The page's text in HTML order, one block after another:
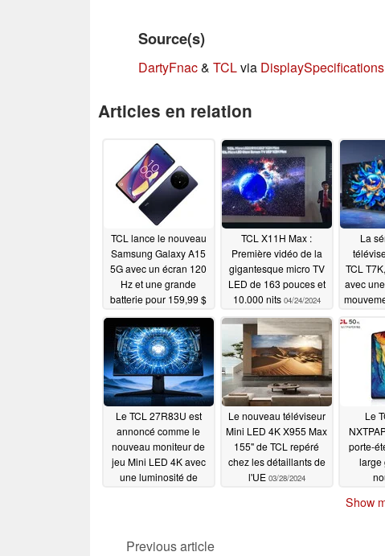
Source(s)
DartyFnac& TCLvia DisplaySpecifications
Articles en relation
TCL lance le nouveau
Samsung Galaxy A15
5G avec un écran 120
Hz et une grande
batterie pour 159,99 $
05/04/2024
TCL X11H Max :
Première vidéo de la
gigantesque micro TV
LED de 163 pouces et
10.000 nits 04/24/2024
La
TCL
avec
Le TCL 27R83U est
annoncé comme le
nouveau moniteur de
jeu Mini LED 4K avec
une luminosité de
Le nouveau téléviseur
Mini LED 4K X955 Max
155" de TCL repéré
chez les détaillants de
l'UE 03/28/2024
Le
porte-
large
Show
Previous article